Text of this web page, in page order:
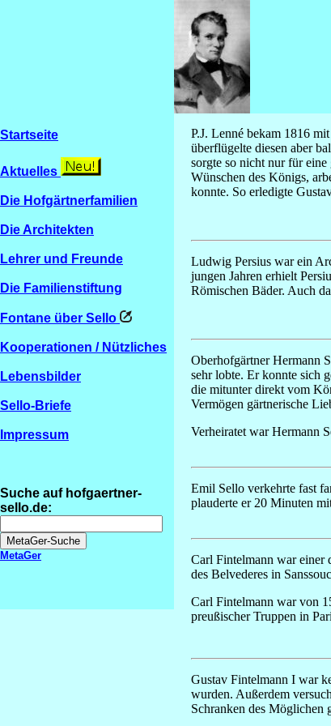
Startseite
Aktuelles
Die Hofgärtnerfamilien
Die Architekten
Lehrer und Freunde
Die Familienstiftung
Fontane über Sello
Kooperationen / Nützliches
Lebensbilder
Sello-Briefe
Impressum
Suche auf hofgaertner-
sello.de:
MetaGer
P.J. Lenné bekam 1816
überflügelte diesen aber
sorgte so nicht nur für
Wünschen des Königs,
konnte. So erledigte
Ludwig Persius war ein
jungen Jahren erhielt
Römischen Bäder. Auch
Oberhofgärtner Hermann
sehr lobte. Er konnte sich
die mitunter direkt vom
Vermögen gärtnerische
Verheiratet war Hermann
Emil Sello verkehrte fast
plauderte er 20 Minuten
Carl Fintelmann war einer
des Belvederes in
Carl Fintelmann war von
preußischer Truppen in
Gustav Fintelmann I war
wurden. Außerdem
Schranken des Möglichen